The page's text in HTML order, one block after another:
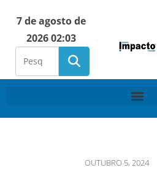
7 de agosto de
2026 02:03
OUTUBRO 5, 2024